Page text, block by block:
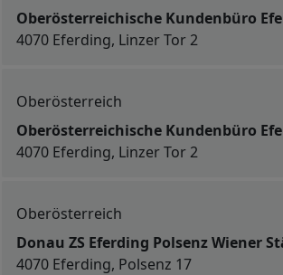
Oberösterreichische Kundenbüro
4070 Eferding, Linzer Tor 2
Oberösterreich
Oberösterreichische Kundenbüro
4070 Eferding, Linzer Tor 2
Oberösterreich
Donau ZS Eferding Polsenz Wiener
4070 Eferding, Polsenz 17